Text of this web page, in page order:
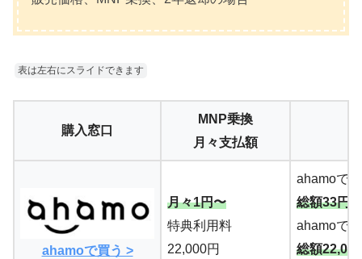
表は左右にスライドできます
購入窓口
MNP乗換
月々支払額
ahamoで買う >
月々1円〜
特典利用料
22,000円
ahamoで
総額33円〜
ahamoで
総額